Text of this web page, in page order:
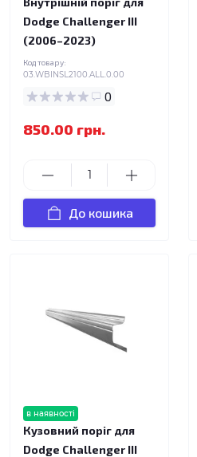
Dodge Challenger III
(2006–2023)
Код товару:
03.WBINSL2100.ALL.0.00
0
850.00 грн.
До кошика
в наявності
Кузовний поріг для
Dodge Challenger III